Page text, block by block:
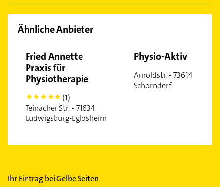
Ähnliche Anbieter
Fried Annette
Praxis für
Physiotherapie
5
(1)
Teinacher Str. • 71634
Ludwigsburg-Eglosheim
Physio-Aktiv
Arnoldstr. • 73614
Schorndorf
Ihr Eintrag bei Gelbe Seiten